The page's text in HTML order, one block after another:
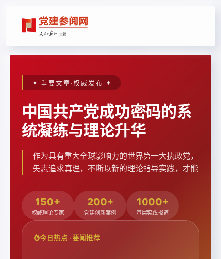
✦ 重要文章·权威发布 ✦
中国共产党成功密码的系
统凝练与理论升华
作为具有重大全球影响力的世界第一大执政党，
矢志追求真理，不断以新的理论指导实践，才能
150+
权威理论专家
200+
党建创新案例
1000+
基层实践报道
今日热点 · 要闻推荐